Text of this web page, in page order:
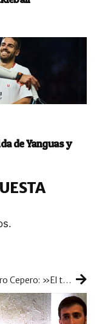
de Yanguas y
Álvaro Cepero: »El torneo de Egipto no superó las expectativas, estaba cogido con pinzas y tiene mucho que mejorar»